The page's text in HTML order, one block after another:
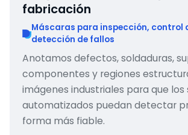
fabricación
Máscaras para inspección, control
detección de fallos
Anotamos defectos, soldaduras,
componentes y regiones
imágenes industriales para que los
automatizados puedan detectar
forma más fiable.